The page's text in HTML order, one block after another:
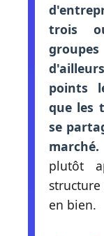
trois
points
que les
se
marché.
plutôt
en bien.